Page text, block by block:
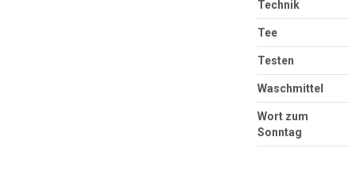
Technik
Tee
Testen
Waschmittel
Wort zum
Sonntag